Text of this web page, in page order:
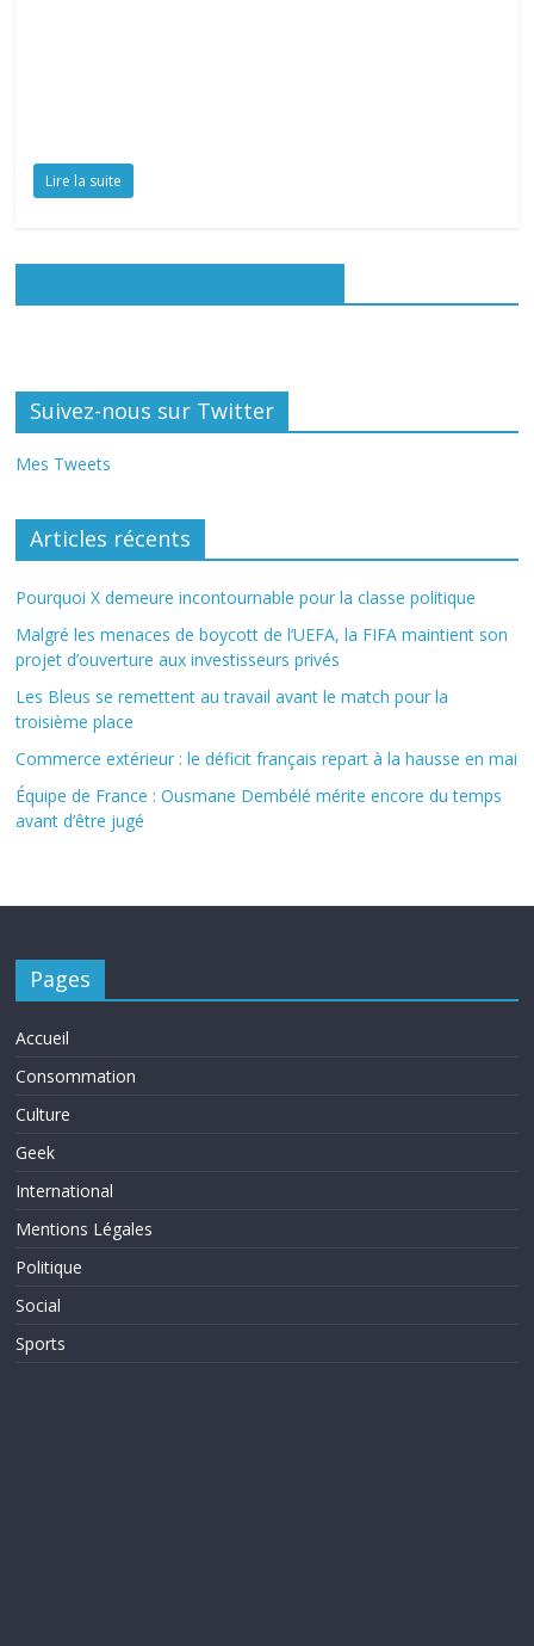
Lire la suite
Suivez-nous sur Twitter
Mes Tweets
Articles récents
Pourquoi X demeure incontournable pour la classe politique
Malgré les menaces de boycott de l’UEFA, la FIFA maintient son
projet d’ouverture aux investisseurs privés
Les Bleus se remettent au travail avant le match pour la
troisième place
Commerce extérieur : le déficit français repart à la hausse en mai
Équipe de France : Ousmane Dembélé mérite encore du temps
avant d’être jugé
Pages
Accueil
Consommation
Culture
Geek
International
Mentions Légales
Politique
Social
Sports